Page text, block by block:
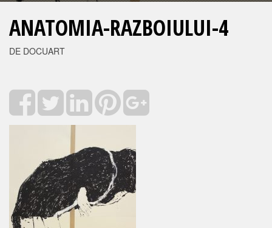
ANATOMIA-RAZBOIULUI-4
DE DOCUART